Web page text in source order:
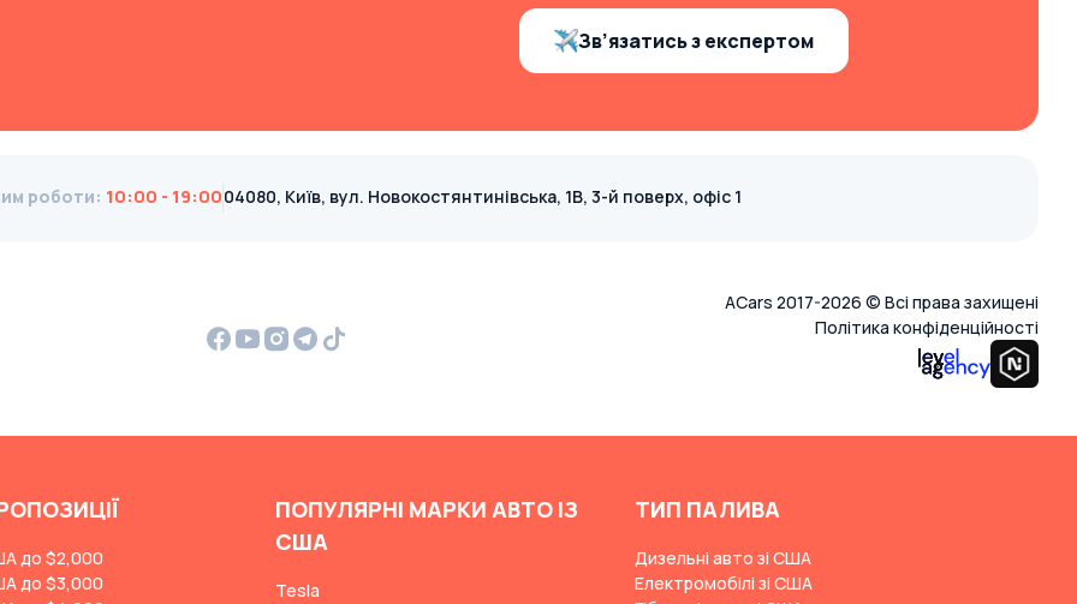
Зв’язатись з експертом
роботи: 10:00 - 19:0004080, Київ, вул. Новокостянтинівська, 1В, 3-й поверх, офіс 1
ACars 2017-2026 © Всі права захищені
Політика конфіденційності
до $2,000
до $3,000
ПОПУЛЯРНІ МАРКИ АВТО ІЗ
США
Tesla
ТИП ПАЛИВА
Дизельні авто зі США
Електромобілі зі США